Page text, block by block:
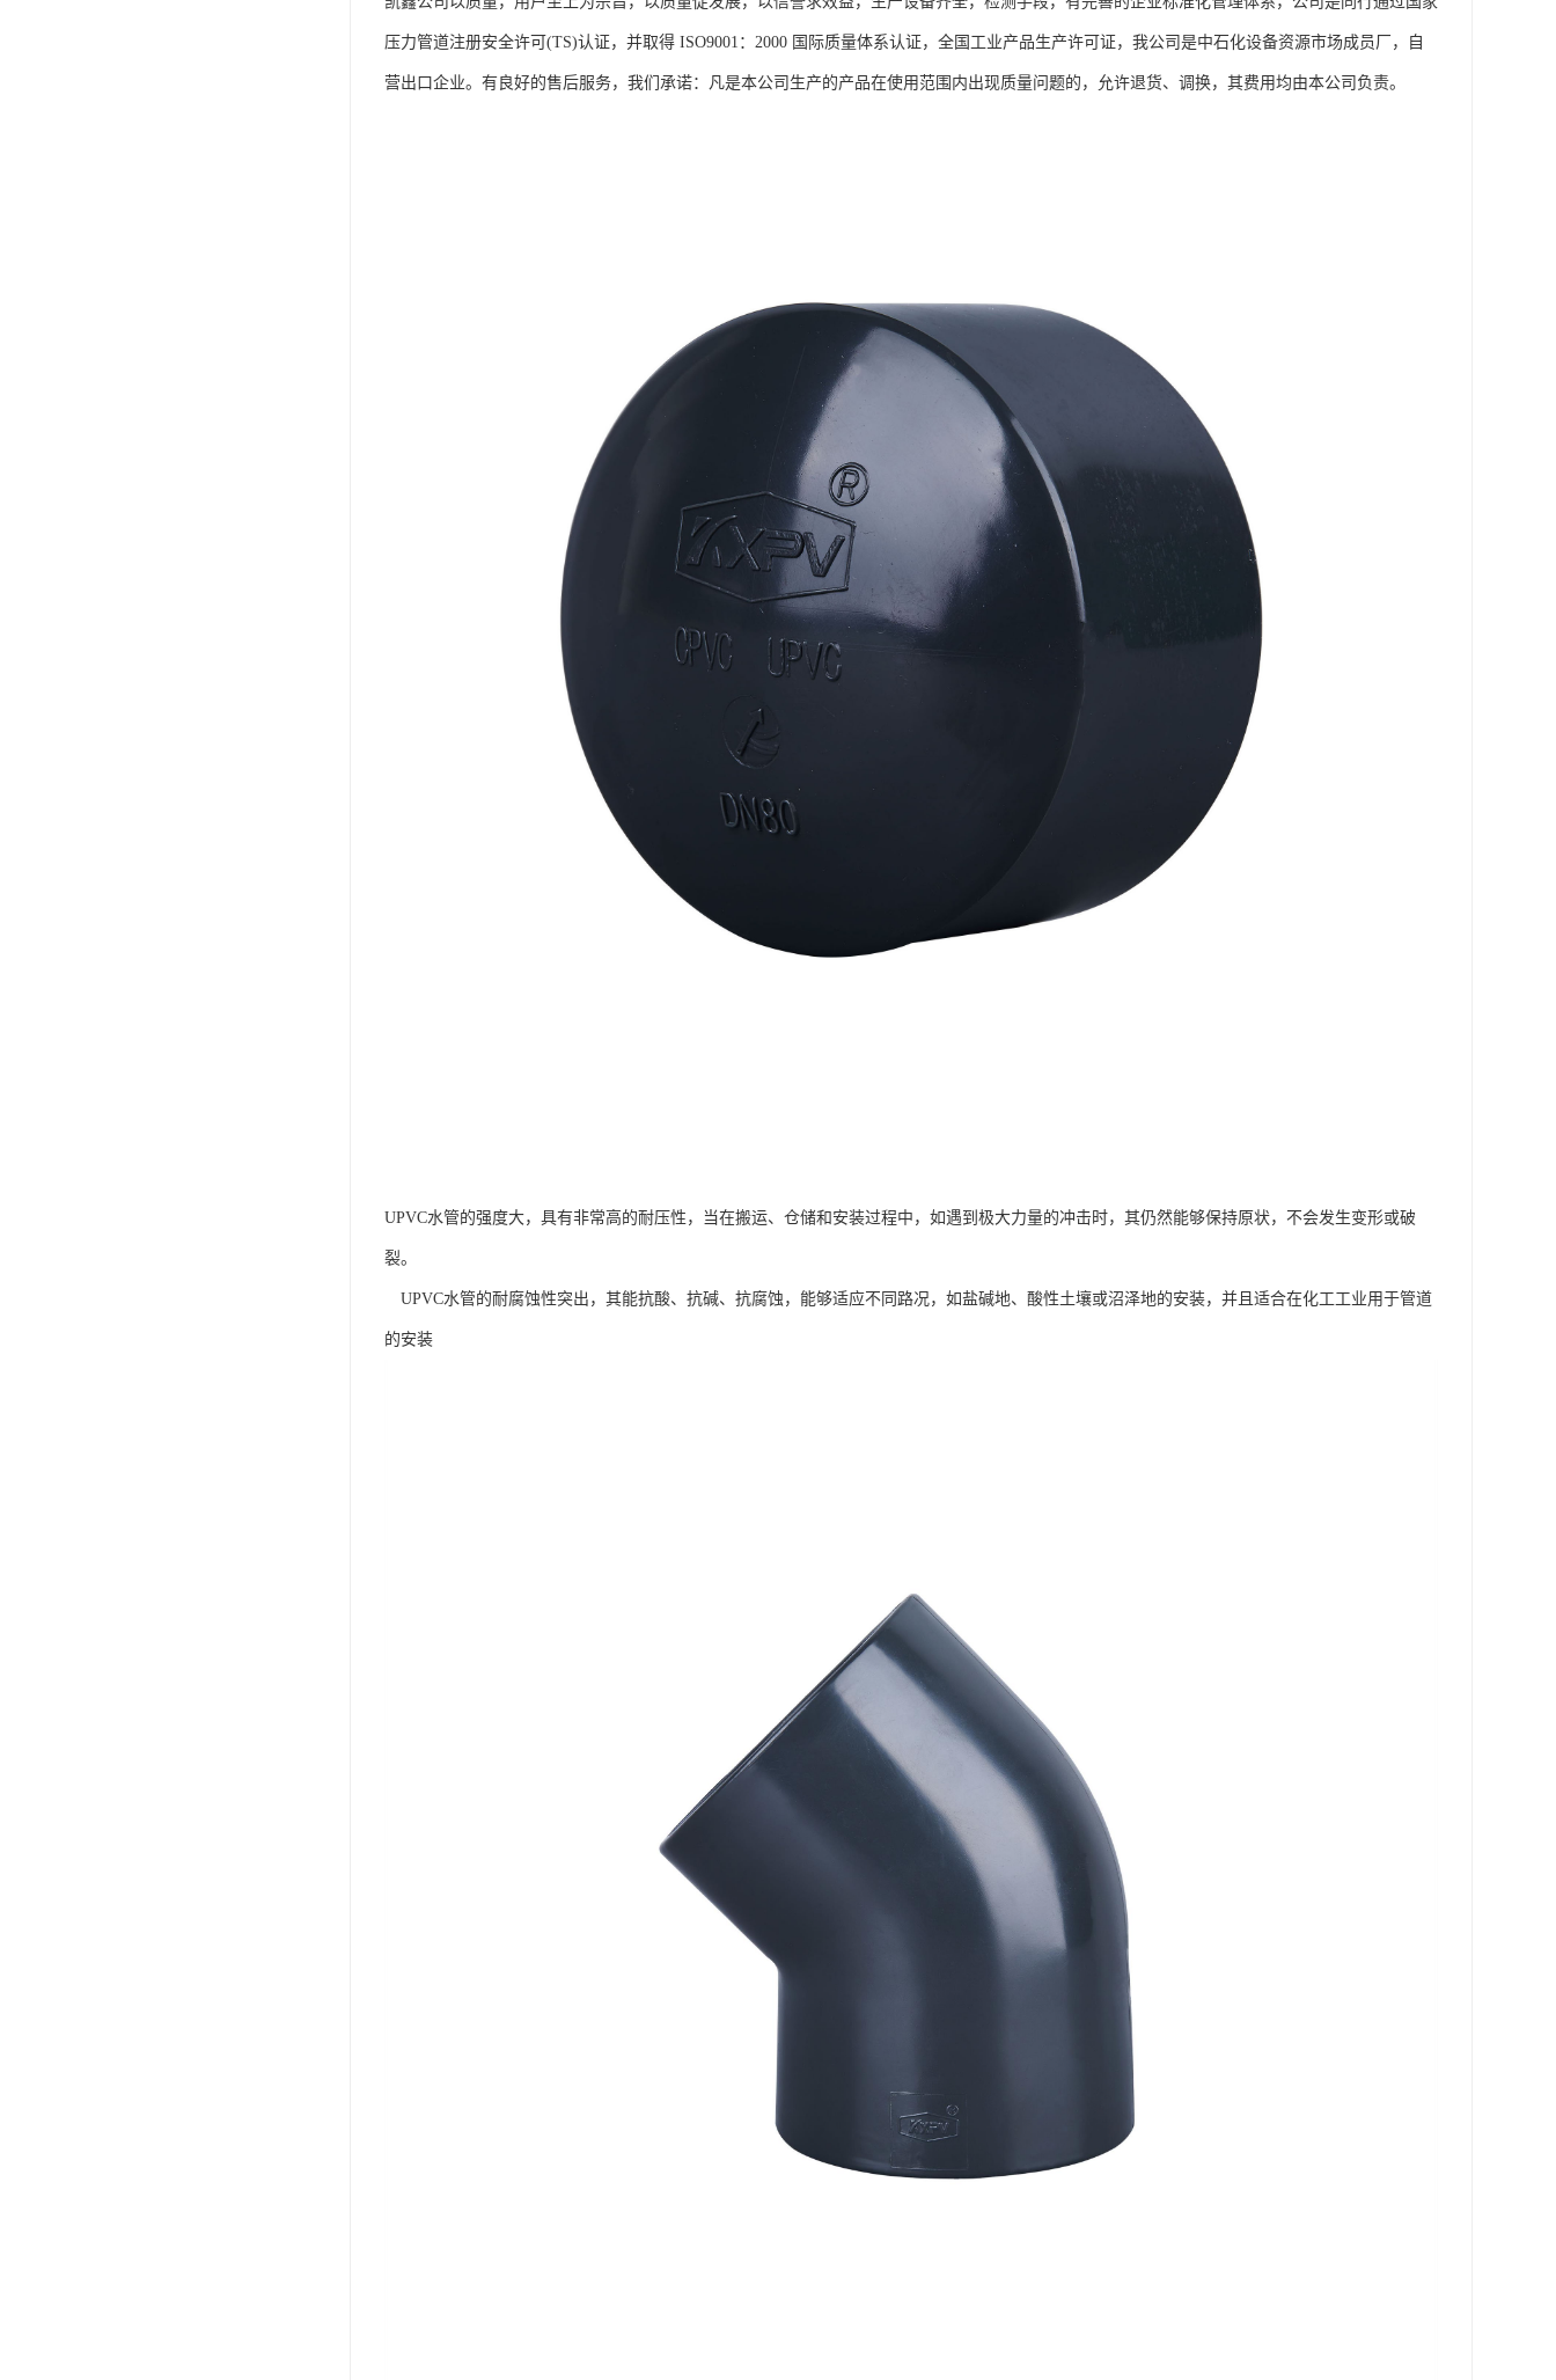
压力管道注册安全许可(TS)认证，并取得 ISO9001：2000 国际质量体系认证，全国工业产品生产许可证，我公司是中石化设备资源市场成员厂，自
营出口企业。有良好的售后服务，我们承诺：凡是本公司生产的产品在使用范围内出现质量问题的，允许退货、调换，其费用均由本公司负责。
UPVC水管的强度大，具有非常高的耐压性，当在搬运、仓储和安装过程中，如遇到极大力量的冲击时，其仍然能够保持原状，不会发生变形或破
裂。
UPVC水管的耐腐蚀性突出，其能抗酸、抗碱、抗腐蚀，能够适应不同路况，如盐碱地、酸性土壤或沼泽地的安装，并且适合在化工工业用于管道
的安装